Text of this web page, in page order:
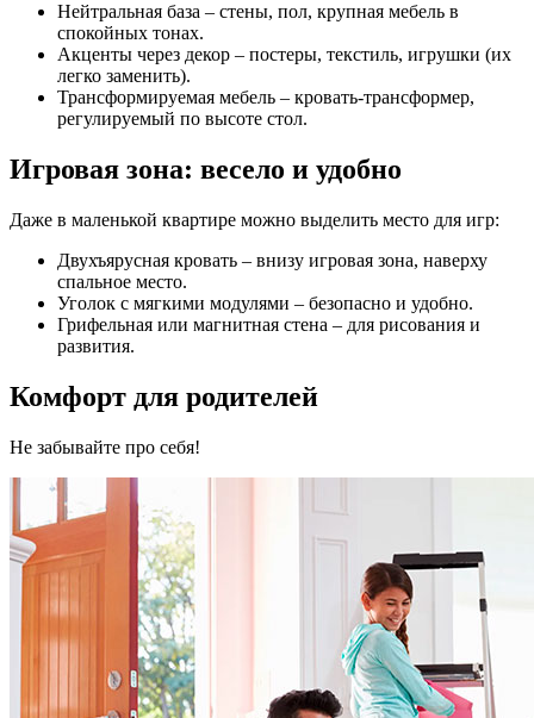
Нейтральная база – стены, пол, крупная мебель в
спокойных тонах.
Акценты через декор – постеры, текстиль, игрушки (их
легко заменить).
Трансформируемая мебель – кровать-трансформер,
регулируемый по высоте стол.
Игровая зона: весело и удобно
Даже в маленькой квартире можно выделить место для игр:
Двухъярусная кровать – внизу игровая зона, наверху
спальное место.
Уголок с мягкими модулями – безопасно и удобно.
Грифельная или магнитная стена – для рисования и
развития.
Комфорт для родителей
Не забывайте про себя!